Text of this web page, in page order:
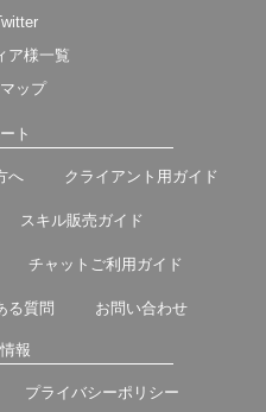
ア様一覧
ップ
ト
へ クライアント用ガイド
スキル販売ガイド
チャットご利用ガイド
る質問 お問い合わせ
報
プライバシーポリシー